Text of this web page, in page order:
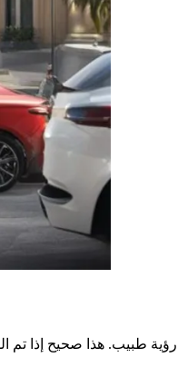
طبيب. هذا صحيح إذا تم